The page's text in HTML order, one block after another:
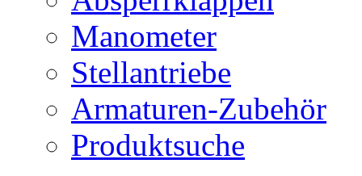
Manometer
Stellantriebe
Armaturen-Zubehör
Produktsuche